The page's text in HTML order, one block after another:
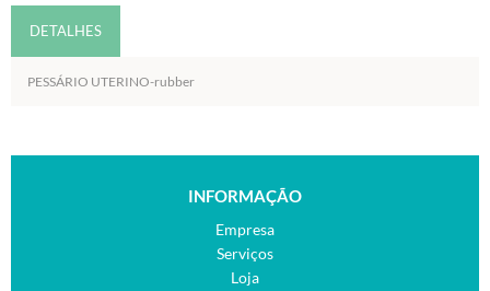
DETALHES
PESSÁRIO UTERINO-rubber
INFORMAÇÃO
Empresa
Serviços
Loja